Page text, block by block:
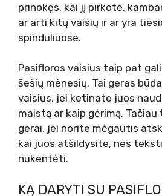
prinokęs, kai jį pirkote,
ar arti kitų vaisių ir ar yra
spinduliuose.
Pasifloros vaisius taip pat
šešių mėnesių. Tai geras
vaisius, jei ketinate juos
maistą ar kaip gėrimą.
gerai, jei norite mėgautis
kai juos atšildysite, nes
nukentėti.
KĄ DARYTI SU